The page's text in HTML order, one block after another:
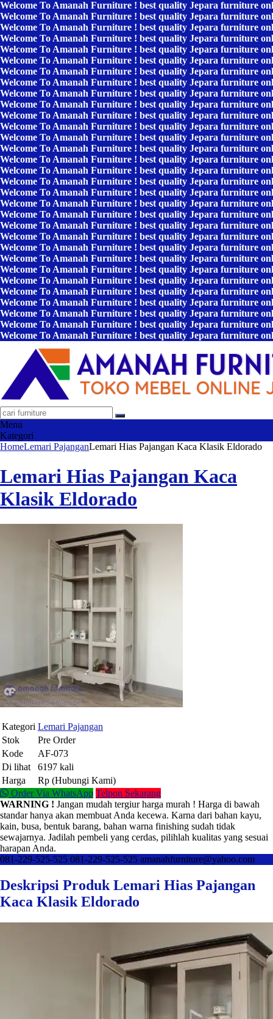
Welcome To Amanah Furniture ! best quality Jepara furniture
Welcome To Amanah Furniture ! best quality Jepara furniture
Welcome To Amanah Furniture ! best quality Jepara furniture
Welcome To Amanah Furniture ! best quality Jepara furniture
Welcome To Amanah Furniture ! best quality Jepara furniture
Welcome To Amanah Furniture ! best quality Jepara furniture
Welcome To Amanah Furniture ! best quality Jepara furniture
Welcome To Amanah Furniture ! best quality Jepara furniture
Welcome To Amanah Furniture ! best quality Jepara furniture
Welcome To Amanah Furniture ! best quality Jepara furniture
Welcome To Amanah Furniture ! best quality Jepara furniture
Welcome To Amanah Furniture ! best quality Jepara furniture
Welcome To Amanah Furniture ! best quality Jepara furniture
Welcome To Amanah Furniture ! best quality Jepara furniture
Welcome To Amanah Furniture ! best quality Jepara furniture
Welcome To Amanah Furniture ! best quality Jepara furniture
Welcome To Amanah Furniture ! best quality Jepara furniture
Welcome To Amanah Furniture ! best quality Jepara furniture
Welcome To Amanah Furniture ! best quality Jepara furniture
Welcome To Amanah Furniture ! best quality Jepara furniture
Welcome To Amanah Furniture ! best quality Jepara furniture
Welcome To Amanah Furniture ! best quality Jepara furniture
Welcome To Amanah Furniture ! best quality Jepara furniture
Welcome To Amanah Furniture ! best quality Jepara furniture
Welcome To Amanah Furniture ! best quality Jepara furniture
Welcome To Amanah Furniture ! best quality Jepara furniture
Welcome To Amanah Furniture ! best quality Jepara furniture
Welcome To Amanah Furniture ! best quality Jepara furniture
Welcome To Amanah Furniture ! best quality Jepara furniture
Welcome To Amanah Furniture ! best quality Jepara furniture
Welcome To Amanah Furniture ! best quality Jepara furniture
Menu
Kategori
HomeLemari PajanganLemari Hias Pajangan Kaca Klasik Eldorado
Lemari Hias Pajangan Kaca
Klasik Eldorado
Kategori Lemari Pajangan
Stok
Pre Order
Kode
AF-073
Di lihat
6197 kali
Harga
Rp (Hubungi Kami)
Order Via WhatsApp Telpon Sekarang
WARNING ! Jangan mudah tergiur harga murah ! Harga di bawah
standar hanya akan membuat Anda kecewa. Karna dari bahan kayu,
kain, busa, bentuk barang, bahan warna finishing sudah tidak
sewajarnya. Jadilah pembeli yang cerdas, pilihlah kualitas yang sesuai
harapan Anda.
081-229-525-525 081-229-525-525 amanahfurniture@yahoo.com
Deskripsi Produk Lemari Hias Pajangan
Kaca Klasik Eldorado